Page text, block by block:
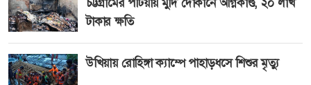
টাকার ক্ষতি
উখিয়ায় রোহিঙ্গা ক্যাম্পে পাহাড়ধসে শিশুর মৃত্যু